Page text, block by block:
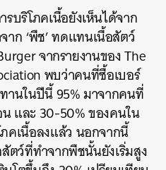
บริโภคเนื้อยังเห็นได้จาก
าก‘พืช’ทดแทนเนื้อสัตว์
จากรายงานของThe
พบว่าคนที่ซื้อเบอร์
านในปีนี้95%มาจากคนที่
และ 30-50%ของคนใน
คเนื้อลงแล้ว นอกจากนี้
ตว์ที่ทำจากพืชนั้นยังเริ่มสูง